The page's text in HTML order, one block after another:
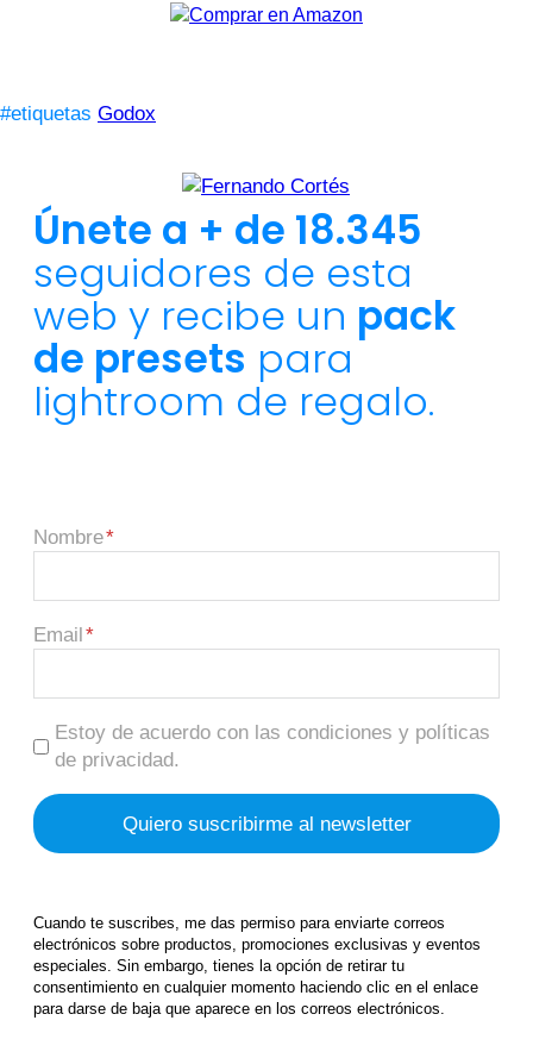
#etiquetas Godox
Únete a + de 18.345
seguidores de esta
web y recibe un pack
de presets para
lightroom de regalo.
Nombre
Email
Estoy de acuerdo con las condiciones y políticas
de privacidad.
Cuando te suscribes, me das permiso para enviarte correos
electrónicos sobre productos, promociones exclusivas y eventos
especiales. Sin embargo, tienes la opción de retirar tu
consentimiento en cualquier momento haciendo clic en el enlace
para darse de baja que aparece en los correos electrónicos.